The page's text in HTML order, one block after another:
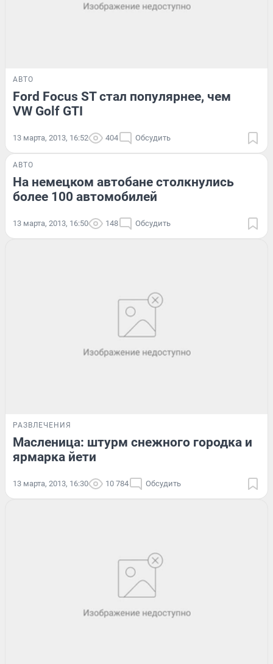
АВТО
Ford Focus ST стал популярнее, чем
VW Golf GTI
13 марта, 2013, 16:52 404 Обсудить
АВТО
На немецком автобане столкнулись
более 100 автомобилей
13 марта, 2013, 16:50 148 Обсудить
РАЗВЛЕЧЕНИЯ
Масленица: штурм снежного городка и
ярмарка йети
13 марта, 2013, 16:30 10 784 Обсудить